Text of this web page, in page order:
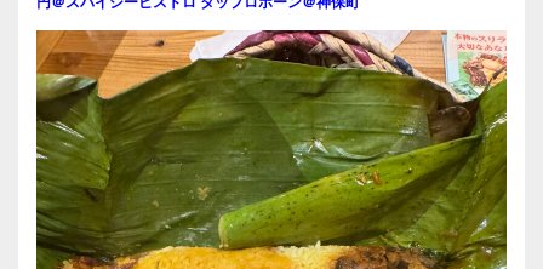
ー
シ
ョ
ン